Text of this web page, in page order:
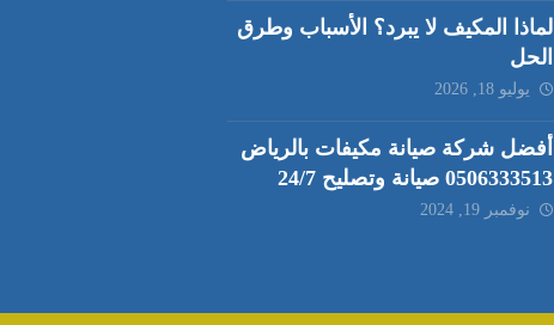
لماذا المكيف لا يبرد؟ الأسباب وطرق
الحل
يوليو 18, 2026
أفضل شركة صيانة مكيفات بالرياض
0506333513 صيانة وتصليح 24/7
نوفمبر 19, 2024